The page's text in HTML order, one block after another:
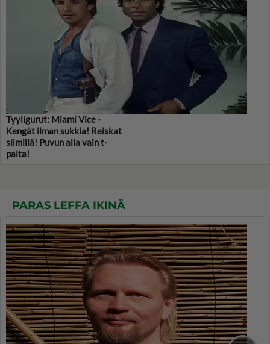
Tyyligurut: Miami Vice -
Kengät ilman sukkia! Reiskat
silmillä! Puvun alla vain t-
paita!
PARAS LEFFA IKINÄ